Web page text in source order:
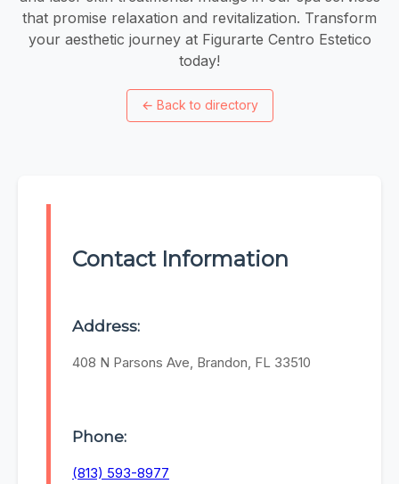
that promise relaxation and revitalization. Transform
your aesthetic journey at Figurarte Centro Estetico
today!
← Back to directory
Contact Information
Address:
408 N Parsons Ave, Brandon, FL 33510
Phone:
(813) 593-8977